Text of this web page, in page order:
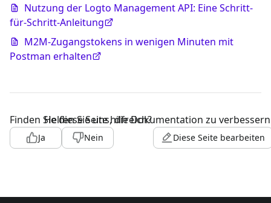
Nutzung der Logto Management API: Eine Schritt-
für-Schritt-Anleitung
M2M-Zugangstokens in wenigen Minuten mit
Postman erhalten
Finden Sie diese Seite hilfreich?
Ja Nein
Helfen Sie uns, die Dokumentation zu
Diese Seite bearbeiten